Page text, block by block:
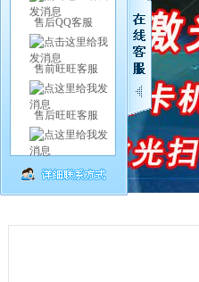
售后QQ客服
售前旺旺客服
售后旺旺客服